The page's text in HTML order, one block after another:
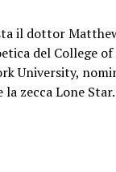
il dottor
del College
University,
zecca Lone Star.